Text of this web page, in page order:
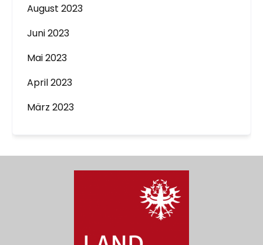
August 2023
Juni 2023
Mai 2023
April 2023
März 2023